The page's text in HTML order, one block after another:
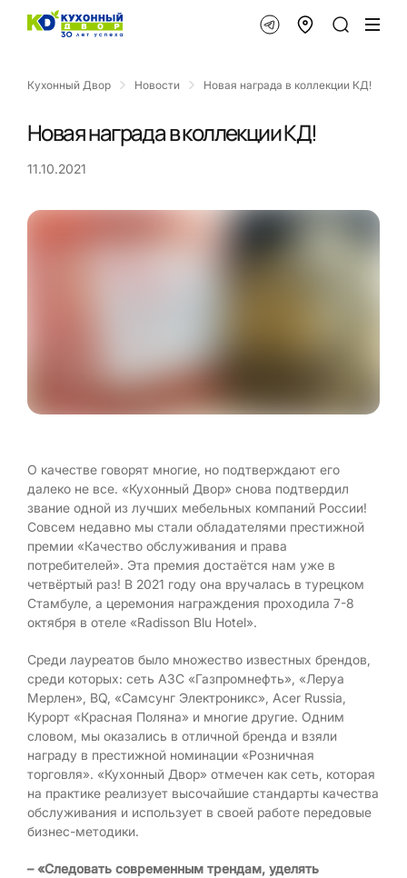
Кухонный Двор Новости Новая награда в коллекции КД!
Новая награда в коллекции КД!
11.10.2021
О качестве говорят многие, но подтверждают его
далеко не все. «Кухонный Двор» снова подтвердил
звание одной из лучших мебельных компаний России!
Совсем недавно мы стали обладателями престижной
премии «Качество обслуживания и права
потребителей». Эта премия достаётся нам уже в
четвёртый раз! В 2021 году она вручалась в турецком
Стамбуле, а церемония награждения проходила 7-8
октября в отеле «Radisson Blu Hotel».
Среди лауреатов было множество известных брендов,
среди которых: сеть АЗС «Газпромнефть», «Леруа
Мерлен», BQ, «Самсунг Электроникс», Acer Russia,
Курорт «Красная Поляна» и многие другие. Одним
словом, мы оказались в отличной бренда и взяли
награду в престижной номинации «Розничная
торговля». «Кухонный Двор» отмечен как сеть, которая
на практике реализует высочайшие стандарты качества
обслуживания и использует в своей работе передовые
бизнес-методики.
– «Следовать современным трендам, уделять